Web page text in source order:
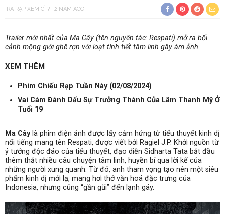
RA RẠP XEM GÌ ? 2 NĂM AGO
Trailer mới nhất của Ma Cây (tên nguyên tác: Respati) mở ra bối
cảnh mộng giới ghê rợn với loạt tình tiết tâm linh gây ám ảnh.
XEM THÊM
Phim Chiếu Rạp Tuần Này (02/08/2024)
Vai Cám Đánh Dấu Sự Trưởng Thành Của Lâm Thanh Mỹ Ở
Tuổi 19
Ma Câylà phim điện ảnh được lấy cảm hứng từ tiểu thuyết kinh dị
nổi tiếng mang tên Respati, được viết bởi Ragiel J.P. Khởi nguồn từ
ý tưởng độc đáo của tiểu thuyết, đạo diễn Sidharta Tata bắt đầu
thêm thắt nhiều câu chuyện tâm linh, huyền bí qua lời kể của
những người xung quanh. Từ đó, anh tham vọng tạo nên một siêu
phẩm kinh dị mới lạ, mang hơi thở văn hoá đặc trưng của
Indonesia, nhưng cũng “gần gũi” đến lạnh gáy.